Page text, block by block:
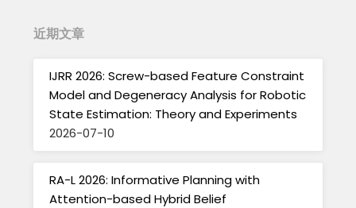
近期文章
IJRR 2026: Screw-based Feature Constraint
Model and Degeneracy Analysis for Robotic
State Estimation: Theory and Experiments
2026-07-10
RA-L 2026: Informative Planning with
Attention-based Hybrid Belief